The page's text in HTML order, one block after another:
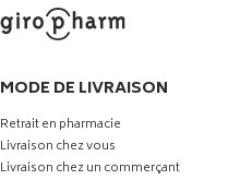
MODE DE LIVRAISON
Retrait en pharmacie
Livraison chez vous
Livraison chez un commerçant